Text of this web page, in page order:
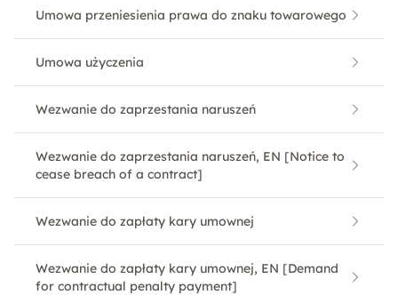
Umowa przeniesienia prawa do znaku towarowego
Umowa użyczenia
Wezwanie do zaprzestania naruszeń
Wezwanie do zaprzestania naruszeń, EN [Notice to
cease breach of a contract]
Wezwanie do zapłaty kary umownej
Wezwanie do zapłaty kary umownej, EN [Demand
for contractual penalty payment]